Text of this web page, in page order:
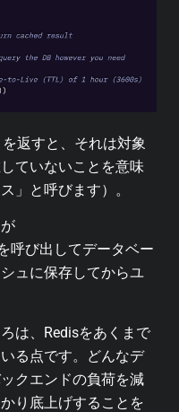
返すと、それは対象
ていないことを意味
」と呼びます）。
呼び出してデータベー
ュに保存してからユ
は、Redisをあくまで
る点です。どんなデ
クエンドの負荷を減
り底上げすることを